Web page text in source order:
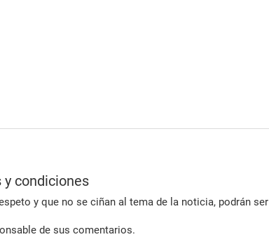
y condiciones
y que no se ciñan al tema de la noticia, podrán ser
de sus comentarios.